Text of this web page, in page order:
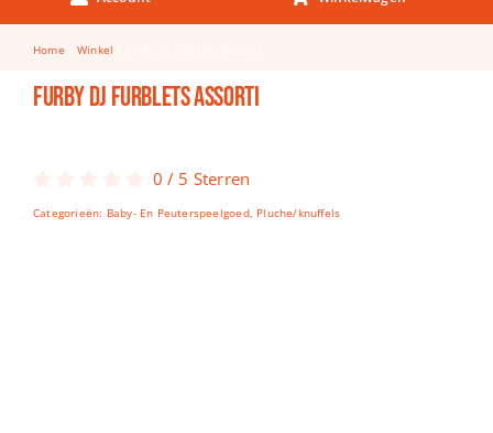
Keuken & Tafelen
Kinderfietsen
Knutselen
Spellen
Home Winkel
Furby DJ Furblets Assorti
0 / 5 Sterren
Categorieën: Baby- En Peuterspeelgoed, Pluche/knuffels